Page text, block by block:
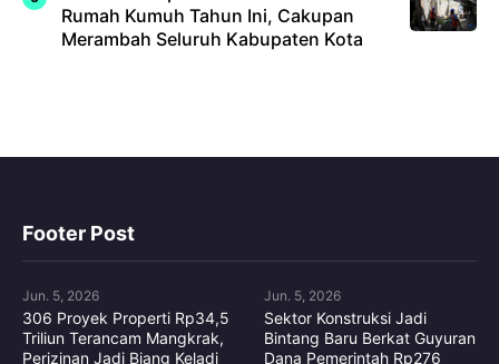
Rumah Kumuh Tahun Ini, Cakupan
Merambah Seluruh Kabupaten Kota
Footer Post
Jun. 5, 2026
306 Proyek Properti Rp34,5
Triliun Terancam Mangkrak,
Perizinan Jadi Biang Keladi
Jun. 5, 2026
Sektor Konstruksi Jadi
Bintang Baru Berkat Guyuran
Dana Pemerintah Rp276